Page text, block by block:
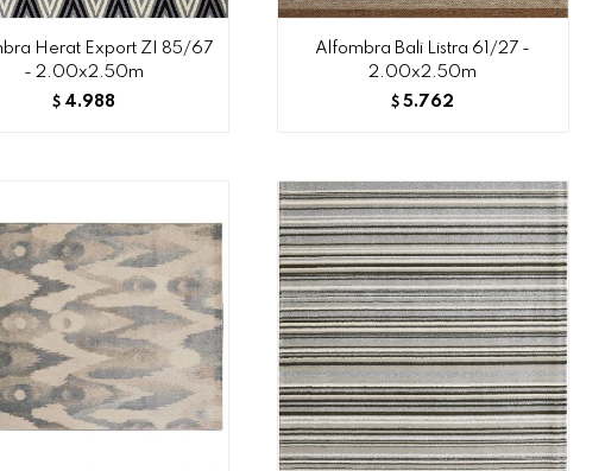
Herat Export ZI 85/67
- 2.00x2.50m
$ 4.988
Alfombra Bali Listra 61/27 -
2.00x2.50m
$ 5.762